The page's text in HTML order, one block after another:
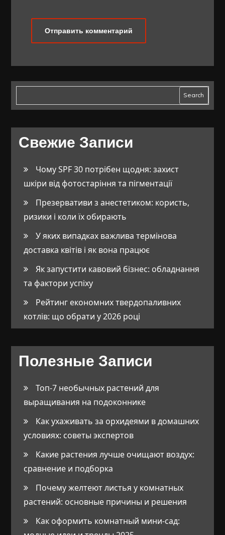
Search
Свежие Записи
Чому SPF 30 потрібен щодня: захист
шкіри від фотостаріння та пігментації
Презервативи з анестетиком: користь,
ризики і коли їх обирають
У яких випадках важлива термінова
доставка квітів і як вона працює
Як запустити кавовий бізнес: обладнання
та фактори успіху
Рейтинг економних твердопаливних
котлів: що обрати у 2026 році
Полезные Записи
Топ-7 необычных растений для
выращивания на подоконнике
Как ухаживать за орхидеями в домашних
условиях: советы экспертов
Какие растения лучше очищают воздух:
сравнение и подборка
Почему желтеют листья у комнатных
растений: основные причины и решения
Как оформить комнатный мини-сад: